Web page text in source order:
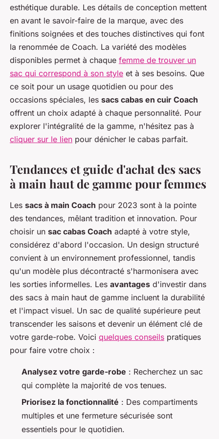
esthétique durable. Les détails de conception mettent
en avant le savoir-faire de la marque, avec des
finitions soignées et des touches distinctives qui font
la renommée de Coach. La variété des modèles
disponibles permet à chaque femme de trouver un
sac qui correspond à son style et à ses besoins. Que
ce soit pour un usage quotidien ou pour des
occasions spéciales, les sacs cabas en cuir Coach
offrent un choix adapté à chaque personnalité. Pour
explorer l'intégralité de la gamme, n'hésitez pas à
cliquer sur le lien pour dénicher le cabas parfait.
Tendances et guide d'achat des sacs
à main haut de gamme pour femmes
Les sacs à main Coach pour 2023 sont à la pointe
des tendances, mêlant tradition et innovation. Pour
choisir un sac cabas Coach adapté à votre style,
considérez d'abord l'occasion. Un design structuré
convient à un environnement professionnel, tandis
qu'un modèle plus décontracté s'harmonisera avec
les sorties informelles. Les avantages d'investir dans
des sacs à main haut de gamme incluent la durabilité
et l'impact visuel. Un sac de qualité supérieure peut
transcender les saisons et devenir un élément clé de
votre garde-robe. Voici quelques conseils pratiques
pour faire votre choix :
Analysez votre garde-robe : Recherchez un sac
qui complète la majorité de vos tenues.
Priorisez la fonctionnalité : Des compartiments
multiples et une fermeture sécurisée sont
essentiels pour le quotidien.